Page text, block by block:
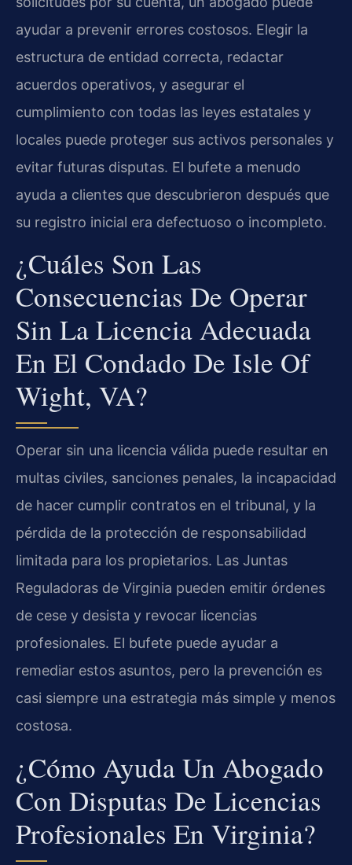
ayudar a prevenir errores costosos. Elegir la
estructura de entidad correcta, redactar
acuerdos operativos, y asegurar el
cumplimiento con todas las leyes estatales y
locales puede proteger sus activos personales y
evitar futuras disputas. El bufete a menudo
ayuda a clientes que descubrieron después que
su registro inicial era defectuoso o incompleto.
¿Cuáles Son Las
Consecuencias De Operar
Sin La Licencia Adecuada
En El Condado De Isle Of
Wight, VA?
Operar sin una licencia válida puede resultar en
multas civiles, sanciones penales, la incapacidad
de hacer cumplir contratos en el tribunal, y la
pérdida de la protección de responsabilidad
limitada para los propietarios. Las Juntas
Reguladoras de Virginia pueden emitir órdenes
de cese y desista y revocar licencias
profesionales. El bufete puede ayudar a
remediar estos asuntos, pero la prevención es
casi siempre una estrategia más simple y menos
costosa.
¿Cómo Ayuda Un Abogado
Con Disputas De Licencias
Profesionales En Virginia?